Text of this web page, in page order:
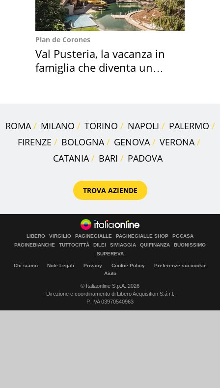
Plan de Corones
Val Pusteria, la vacanza in
famiglia che diventa un
ROMA MILANO TORINO NAPOLI
PALERMO
FIRENZE
BOLOGNA GENOVA
VERONA
CATANIA
BARI PADOVA
TROVA AZIENDE
LIBERO VIRGILIO PAGINEGIALLE PAGINEGIALLE SHOP
PGCASA
PAGINEBIANCHE
TUTTOCITTÀ DILEI SIVIAGGIA QUIFINANZA
BUONISSIMO
SUPEREVA
Chi siamo Note Legali Privacy Cookie Policy
Preferenze sui cookie
Aiuto
© Italiaonline S.p.A. 2026
Direzione e coordinamento di Libero Acquisition S.á r.l.
P. IVA 03970540963